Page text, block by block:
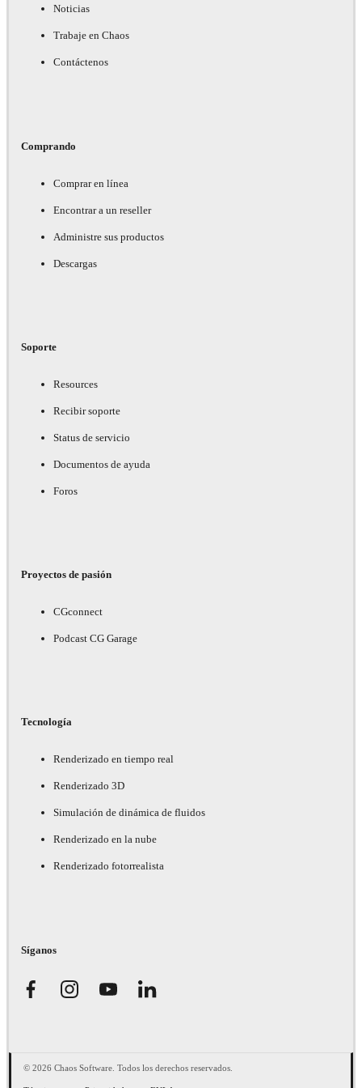
Noticias
Trabaje en Chaos
Contáctenos
Comprando
Comprar en línea
Encontrar a un reseller
Administre sus productos
Descargas
Soporte
Resources
Recibir soporte
Status de servicio
Documentos de ayuda
Foros
Proyectos de pasión
CGconnect
Podcast CG Garage
Tecnología
Renderizado en tiempo real
Renderizado 3D
Simulación de dinámica de fluidos
Renderizado en la nube
Renderizado fotorrealista
Síganos
© 2026 Chaos Software. Todos los derechos reservados.